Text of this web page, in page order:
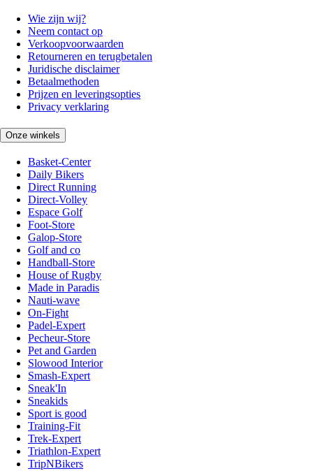
Wie zijn wij?
Neem contact op
Verkoopvoorwaarden
Retourneren en terugbetalen
Juridische disclaimer
Betaalmethoden
Prijzen en leveringsopties
Privacy verklaring
Onze winkels
Basket-Center
Daily Bikers
Direct Running
Direct-Volley
Espace Golf
Foot-Store
Galop-Store
Golf and co
Handball-Store
House of Rugby
Made in Paradis
Nauti-wave
On-Fight
Padel-Expert
Pecheur-Store
Pet and Garden
Slowood Interior
Smash-Expert
Sneak'In
Sneakids
Sport is good
Training-Fit
Trek-Expert
Triathlon-Expert
TripNBikers